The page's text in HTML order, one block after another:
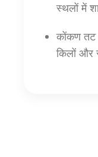
स्थलों में
कोंकण तट
किलों और